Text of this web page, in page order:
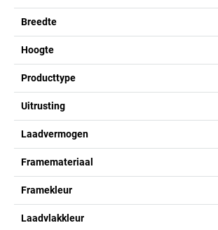
Breedte
Hoogte
Producttype
Uitrusting
Laadvermogen
Framemateriaal
Framekleur
Laadvlakkleur